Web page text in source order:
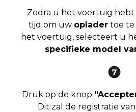
Zodra u het voertuig hebt
tijd om uw opladertoe te
het voertuig, selecteert u
specifieke model
Druk op de knop
Dit zal de registratie